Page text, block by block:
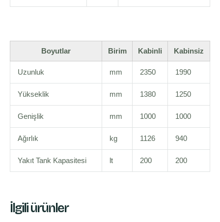
Boyutlar Birim Kabinli Kabinsiz
Uzunluk mm 2350 1990
Yükseklik mm 1380 1250
Genişlik mm 1000 1000
Ağırlık kg 1126 940
Yakıt Tank Kapasitesi lt 200 200
İlgili ürünler